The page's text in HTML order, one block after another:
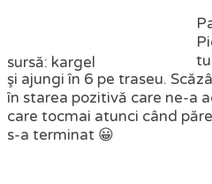
sursă: kargel
şi ajungi în 6 pe traseu.
în starea pozitivă care ne-a
care tocmai atunci când
s-a terminat 😀